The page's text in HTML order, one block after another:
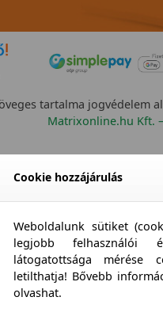
tartalma jogvédelem
Matrixonline.hu Kft.
Cookie hozzájárulás
Weboldalunk sütiket
legjobb felhasználói
látogatottsága mérése
letilthatja! Bővebb
olvashat.